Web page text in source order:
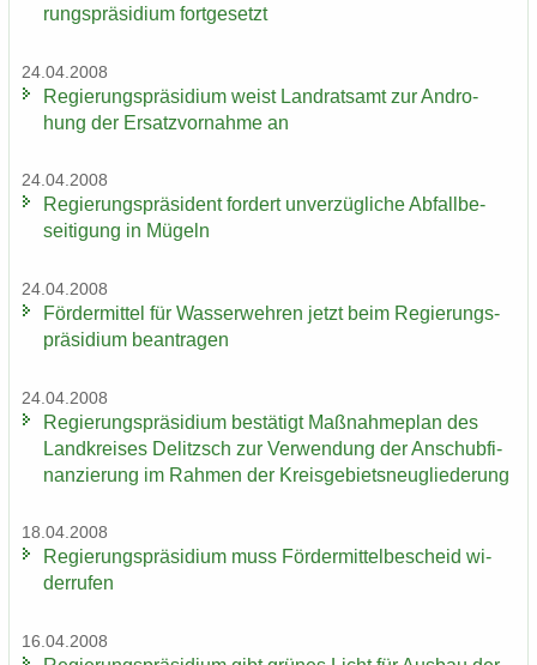
rungs­prä­si­di­um fort­ge­setzt
24.04.2008
Re­gie­rungs­prä­si­di­um weist Land­rats­amt zur An­dro­
hung der Er­satz­vor­nah­me an
24.04.2008
Re­gie­rungs­prä­si­dent for­dert un­ver­züg­li­che Ab­fall­be­
sei­ti­gung in Mü­geln
24.04.2008
För­der­mit­tel für Was­ser­weh­ren jetzt beim Re­gie­rungs­
prä­si­di­um be­an­tra­gen
24.04.2008
Re­gie­rungs­prä­si­di­um be­stä­tigt Maß­nah­me­plan des
Land­krei­ses De­litzsch zur Ver­wen­dung der An­schub­fi­
nan­zie­rung im Rah­men der Kreis­ge­biets­neu­glie­de­rung
18.04.2008
Re­gie­rungs­prä­si­di­um muss För­der­mit­tel­be­scheid wi­
der­ru­fen
16.04.2008